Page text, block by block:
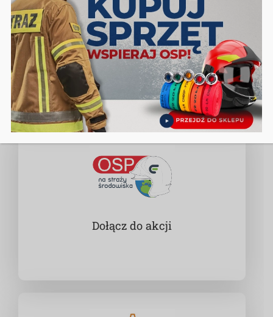
Nieodpłatna pomoc prawna
w zakresie związanym z funkcjonowaniem OSP
Dołącz do akcji